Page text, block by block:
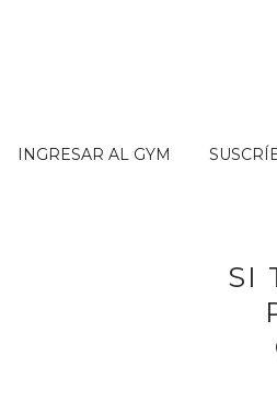
INGRESAR AL GYM
SI